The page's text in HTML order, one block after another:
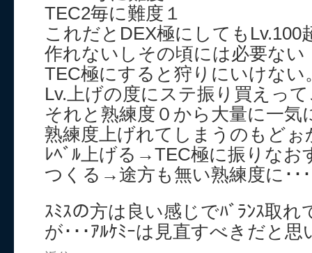
TEC2毎に難度１
これだとDEX極にしても
作れないしその頃には必要ない
TEC極にすると狩りにいけない
Lv.上げの度にステ振り買えっ
それと熟練度０から大量に一気
熟練度上げれてしまうのもどぉ
ﾚﾍﾞﾙ上げる→TEC極に振りな
つくる→途方も無い熟練度に･･･
ｽﾐｽの方は良い感じでﾊﾞﾗﾝｽ取
が･･･ｱﾙｹﾐｰは見直すべきだと思